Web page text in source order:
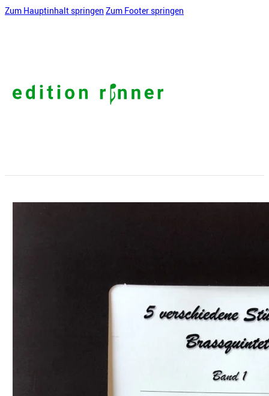
Zum Hauptinhalt springen Zum Footer springen